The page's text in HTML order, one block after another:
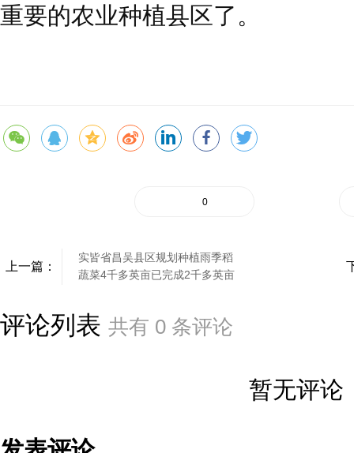
重要的农业种植县区了。
0
上一篇：
实皆省昌吴县区规划种植雨季稻
蔬菜4千多英亩已完成2千多英亩
评论列表 共有 0 条评论
暂无评论